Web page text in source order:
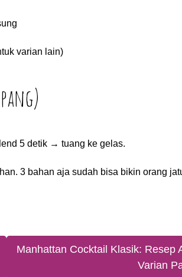
varian lain)
5 detik → tuang ke gelas.
3 bahan aja sudah bisa bikin orang
Manhattan Cocktail Klasik: Resep
Varian